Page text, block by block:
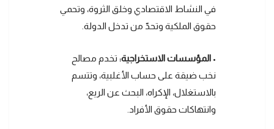
في النشاط الاقتصادي وخلق الثروة، وتحمي
حقوق الملكية وتحدّ من تدخل الدولة.
• المؤسسات الاستخراجية: تخدم مصالح
نخب ضيقة على حساب الأغلبية، وتتسم
بالاستغلال، الإكراه، البحث عن الريع،
وانتهاكات حقوق الأفراد.